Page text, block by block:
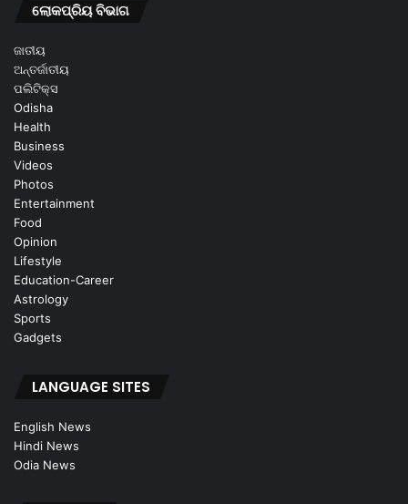
ଲୋକପ୍ରିୟ ବିଭାଗ
ଜାତୀୟ
ଅନ୍ତର୍ଜାତୀୟ
ପଲିଟିକ୍ସ
Odisha
Health
Business
Videos
Photos
Entertainment
Food
Opinion
Lifestyle
Education-Career
Astrology
Sports
Gadgets
LANGUAGE SITES
English News
Hindi News
Odia News